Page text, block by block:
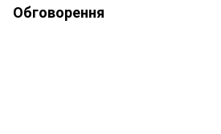
Обговорення